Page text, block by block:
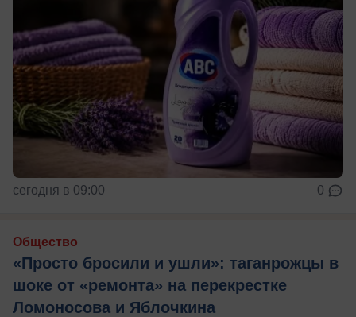
сегодня в 09:00 0
Общество
«Просто бросили и ушли»: таганрожцы в
шоке от «ремонта» на перекрестке
Ломоносова и Яблочкина